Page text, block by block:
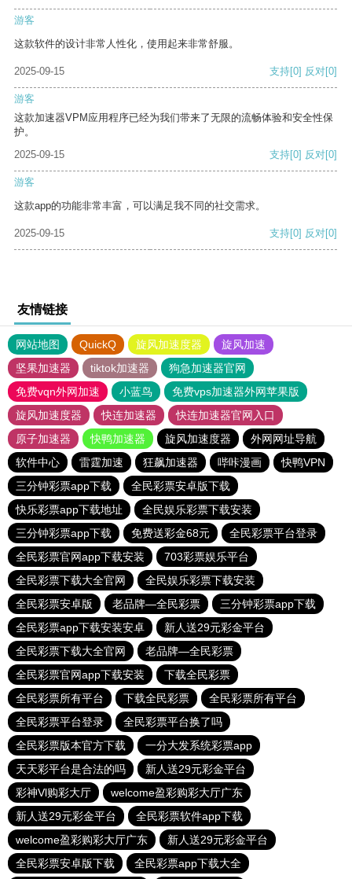
游客
这款软件的设计非常人性化，使用起来非常舒服。
2025-09-15 支持[0] 反对[0]
游客
这款加速器VPM应用程序已经为我们带来了无限的流畅体验和安全性保
护。
2025-09-15
支持[0] 反对[0]
游客
这款app的功能非常丰富，可以满足我不同的社交需求。
2025-09-15 支持[0] 反对[0]
友情链接
网站地图 QuickQ 旋风加速度器
旋风加速
坚果加速器
tiktok加速器
狗急加速器官网
免费vqn外网加速
小蓝鸟
免费vps加速器外网苹果版
旋风加速度器
快连加速器
快连加速器官网入口
原子加速器
快鸭加速器 旋风加速度器
外网网址导航
软件中心
雷霆加速 狂飙加速器 哔咔漫画
快鸭VPN
三分钟彩票app下载
全民彩票安卓版下载
快乐彩票app下载地址
全民娱乐彩票下载安装
三分钟彩票app下载
免费送彩金68元
全民彩票平台登录
全民彩票官网app下载安装
703彩票娱乐平台
全民彩票下载大全官网
全民娱乐彩票下载安装
全民彩票安卓版
老品牌—全民彩票
三分钟彩票app下载
全民彩票app下载安装安卓
新人送29元彩金平台
全民彩票下载大全官网
老品牌—全民彩票
全民彩票官网app下载安装
下载全民彩票
全民彩票所有平台
下载全民彩票
全民彩票所有平台
全民彩票平台登录
全民彩票平台换了吗
全民彩票版本官方下载
一分大发系统彩票app
天天彩平台是合法的吗
新人送29元彩金平台
彩神Vl购彩大厅
welcome盈彩购彩大厅广东
新人送29元彩金平台
全民彩票软件app下载
welcome盈彩购彩大厅广东
新人送29元彩金平台
全民彩票安卓版下载
全民彩票app下载大全